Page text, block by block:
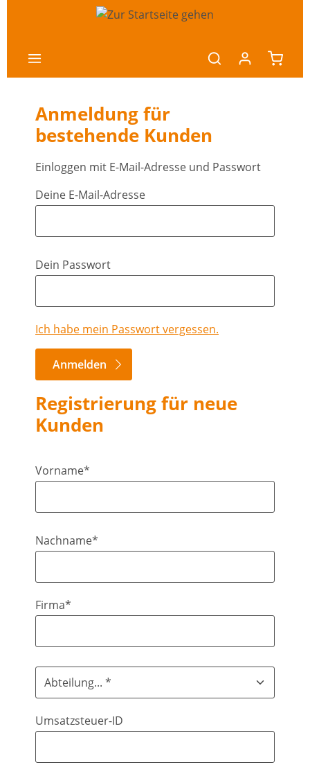
Anmeldung für
bestehende Kunden
Einloggen mit E-Mail-Adresse und Passwort
Deine E-Mail-Adresse
Dein Passwort
Ich habe mein Passwort vergessen.
Anmelden
Registrierung für neue
Kunden
Vorname*
Nachname*
Firma*
Umsatzsteuer-ID